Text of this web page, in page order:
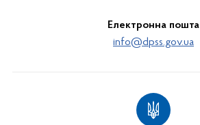
Електронна пошта
info@dpss.gov.ua